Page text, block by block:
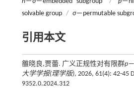
solvable group / σ－permutable
引用本文
雒晓良,贾蕾. 广义正规性对有限群p
大学学报(理学版), 2026, 61(4): 42-45
9352.0.2024.312